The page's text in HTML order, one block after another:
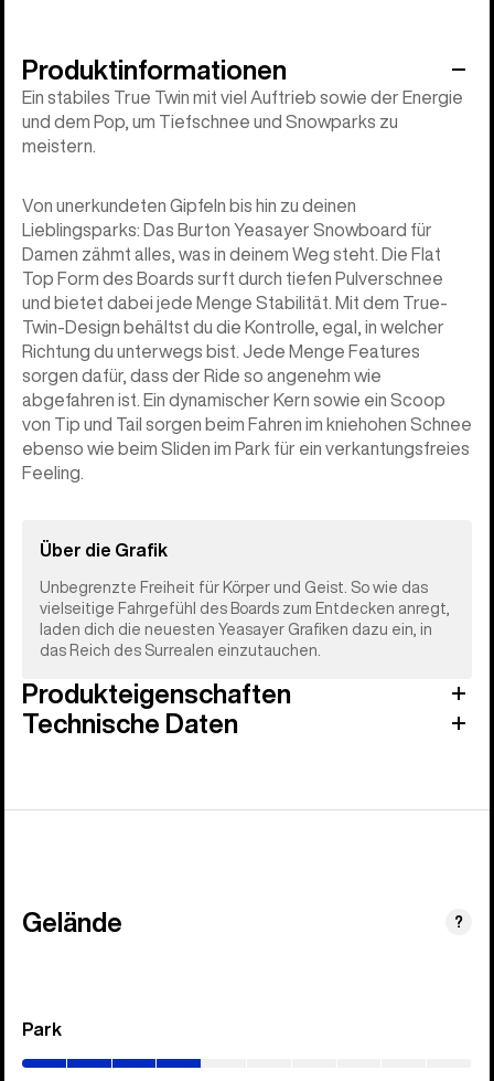
Produktinformationen
Ein stabiles True Twin mit viel Auftrieb sowie der Energie
und dem Pop, um Tiefschnee und Snowparks zu
meistern.
Von unerkundeten Gipfeln bis hin zu deinen
Lieblingsparks: Das Burton Yeasayer Snowboard für
Damen zähmt alles, was in deinem Weg steht. Die Flat
Top Form des Boards surft durch tiefen Pulverschnee
und bietet dabei jede Menge Stabilität. Mit dem True-
Twin-Design behältst du die Kontrolle, egal, in welcher
Richtung du unterwegs bist. Jede Menge Features
sorgen dafür, dass der Ride so angenehm wie
abgefahren ist. Ein dynamischer Kern sowie ein Scoop
von Tip und Tail sorgen beim Fahren im kniehohen Schnee
ebenso wie beim Sliden im Park für ein verkantungsfreies
Feeling.
Über die Grafik
Unbegrenzte Freiheit für Körper und Geist. So wie das
vielseitige Fahrgefühl des Boards zum Entdecken anregt,
laden dich die neuesten Yeasayer Grafiken dazu ein, in
das Reich des Surrealen einzutauchen.
Produkteigenschaften
Technische Daten
Gelände ?
Park